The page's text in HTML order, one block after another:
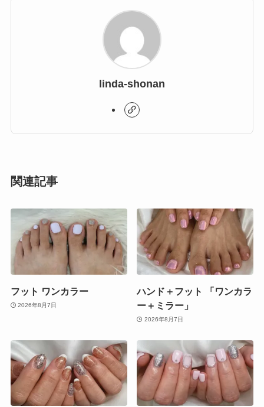
linda-shonan
関連記事
フット ワンカラー
2026年8月7日
ハンド＋フット 「ワンカラ
ー＋ミラー」
2026年8月7日